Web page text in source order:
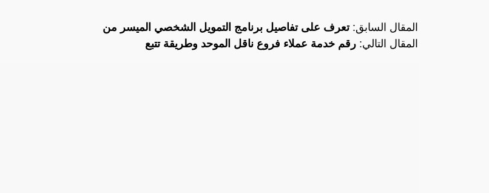
المقال السابق:تعرف على تفاصيل برنامج التمويل الشخصي الميسر من
المقال التالي: رقم خدمة عملاء فروع ناقل الموحد وطريقة تتبع